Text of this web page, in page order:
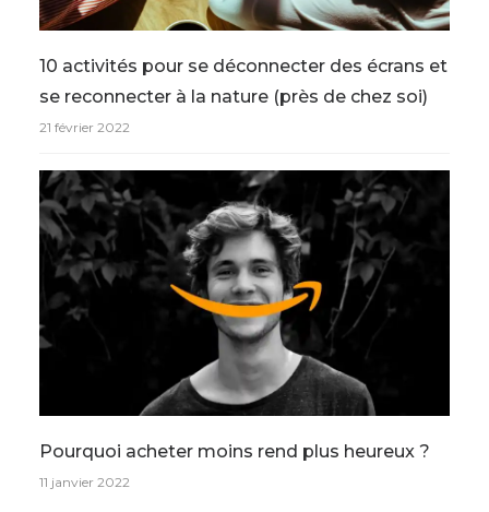
10 activités pour se déconnecter des écrans et
se reconnecter à la nature (près de chez soi)
21 février 2022
Pourquoi acheter moins rend plus heureux ?
11 janvier 2022